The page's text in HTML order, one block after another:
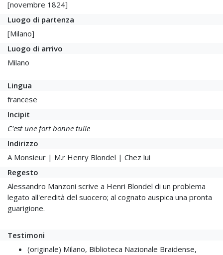
[novembre 1824]
Luogo di partenza
[Milano]
Luogo di arrivo
Milano
Lingua
francese
Incipit
C'est une fort bonne tuile
Indirizzo
A Monsieur | M.r Henry Blondel | Chez lui
Regesto
Alessandro Manzoni scrive a Henri Blondel di un problema
legato all'eredità del suocero; al cognato auspica una pronta
guarigione.
Testimoni
(originale) Milano, Biblioteca Nazionale Braidense,